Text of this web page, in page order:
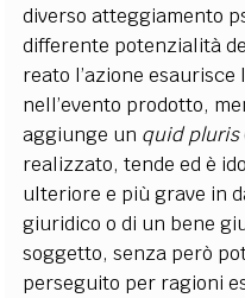
diverso atteggiamento
differente potenzialità
reato l’azione
nell’evento prodotto,
aggiunge un quid pluris
realizzato, tende ed è
ulteriore e più grave in
giuridico o di un bene
soggetto, senza però
perseguito per ragioni